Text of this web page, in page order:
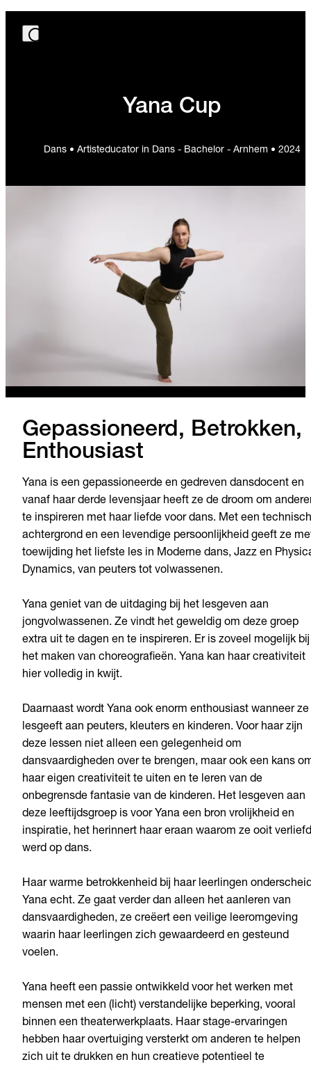
Yana Cup
Dans • Artisteducator in Dans - Bachelor - Arnhem • 2024
Gepassioneerd, Betrokken,
Enthousiast
Yana is een gepassioneerde en gedreven dansdocent en
vanaf haar derde levensjaar heeft ze de droom om
te inspireren met haar liefde voor dans. Met een
achtergrond en een levendige persoonlijkheid geeft ze
toewijding het liefste les in Moderne dans, Jazz en
Dynamics, van peuters tot volwassenen.
Yana geniet van de uitdaging bij het lesgeven aan
jongvolwassenen. Ze vindt het geweldig om deze groep
extra uit te dagen en te inspireren. Er is zoveel mogelijk bij
het maken van choreografieën. Yana kan haar creativiteit
hier volledig in kwijt.
Daarnaast wordt Yana ook enorm enthousiast wanneer ze
lesgeeft aan peuters, kleuters en kinderen. Voor haar zijn
deze lessen niet alleen een gelegenheid om
dansvaardigheden over te brengen, maar ook een kans
haar eigen creativiteit te uiten en te leren van de
onbegrensde fantasie van de kinderen. Het lesgeven aan
deze leeftijdsgroep is voor Yana een bron vrolijkheid en
inspiratie, het herinnert haar eraan waarom ze ooit verliefd
werd op dans.
Haar warme betrokkenheid bij haar leerlingen
Yana echt. Ze gaat verder dan alleen het aanleren van
dansvaardigheden, ze creëert een veilige leeromgeving
waarin haar leerlingen zich gewaardeerd en gesteund
voelen.
Yana heeft een passie ontwikkeld voor het werken met
mensen met een (licht) verstandelijke beperking, vooral
binnen een theaterwerkplaats. Haar stage-ervaringen
hebben haar overtuiging versterkt om anderen te helpen
zich uit te drukken en hun creatieve potentieel te